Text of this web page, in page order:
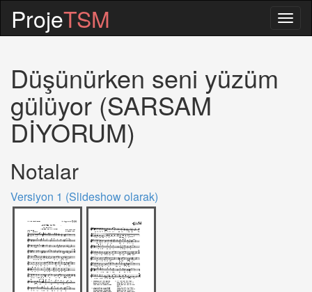
ProjeTSM
Düşünürken seni yüzüm
gülüyor (SARSAM
DİYORUM)
Notalar
Versiyon 1 (Slideshow olarak)